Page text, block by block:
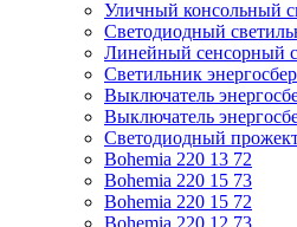
Уличный консольный
Светодиодный
Линейный сенсорный
Светильник
Выключатель
Выключатель
Светодиодный
Bohemia 220 13 72
Bohemia 220 15 73
Bohemia 220 15 72